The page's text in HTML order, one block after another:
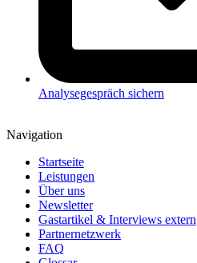
Analysegespräch sichern
Navigation
Startseite
Leistungen
Über uns
Newsletter
Gastartikel & Interviews extern
Partnernetzwerk
FAQ